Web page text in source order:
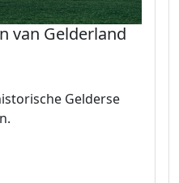
van Gelderland
Gelderse